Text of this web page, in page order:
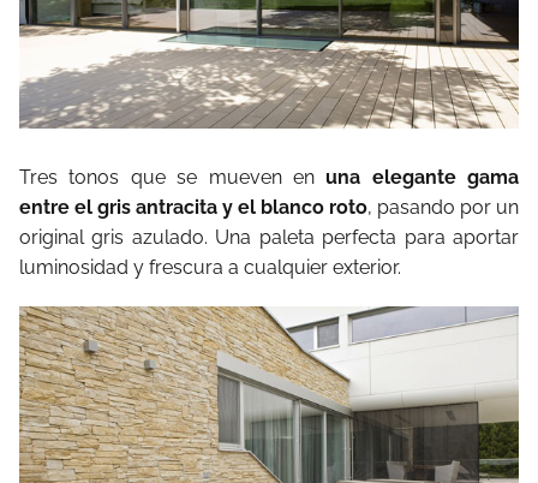
Tres tonos que se mueven enuna elegante gama
entre el gris antracita y el blanco roto, pasando por un
original gris azulado. Una paleta perfecta para aportar
luminosidad y frescura a cualquier exterior.